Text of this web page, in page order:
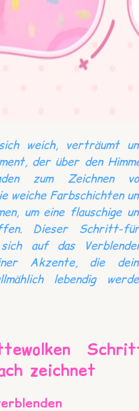
weich, verträumt
der über den
zum Zeichnen
weiche Farbschichten
um eine flauschige
Dieser Schritt-
auf das
Akzente, die
lebendig
zeichnet